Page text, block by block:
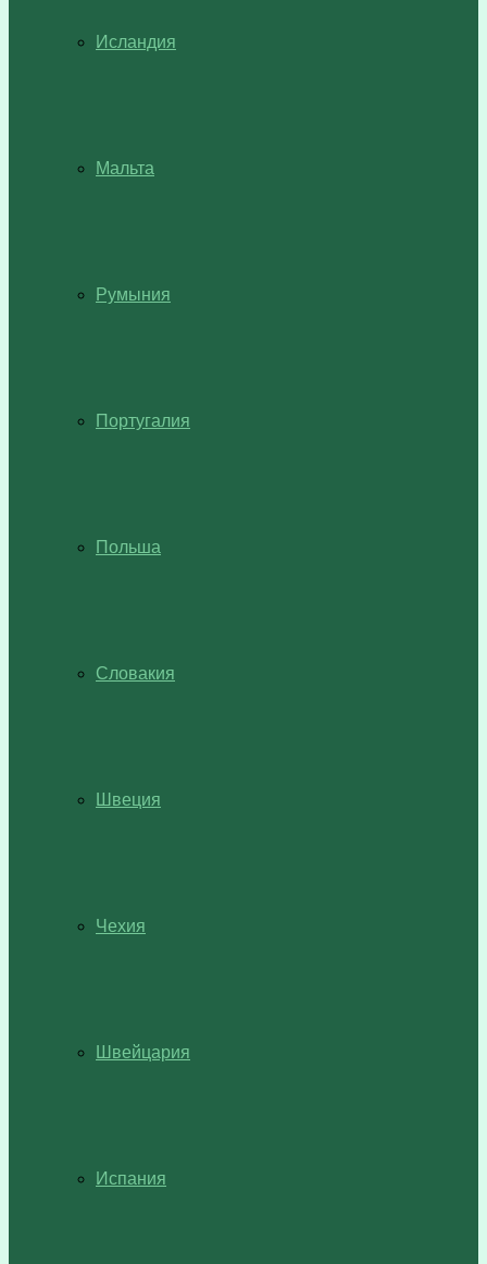
Исландия
Мальта
Румыния
Португалия
Польша
Словакия
Швеция
Чехия
Швейцария
Испания